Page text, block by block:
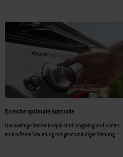
Erreiche optimale Kontrolle
Hochwertige Bedienknöpfe sind langlebig und bieten
eine präzise Steuerung mit geschmeidiger Drehung.